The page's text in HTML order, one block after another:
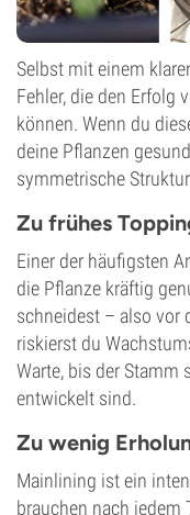
Selbst mit einem
Fehler, die den Erfolg
können. Wenn du
deine Pflanzen
symmetrische
Zu frühes
Einer der häufigsten
die Pflanze kräftig
schneidest – also vor
riskierst du
Warte, bis der Stamm
entwickelt sind.
Zu wenig
Mainlining ist ein
brauchen nach jedem